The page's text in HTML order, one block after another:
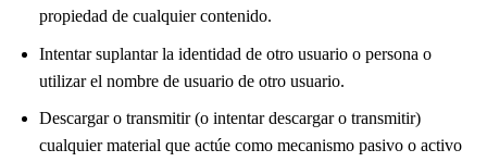
propiedad de cualquier contenido.
Intentar suplantar la identidad de otro usuario o persona o
utilizar el nombre de usuario de otro usuario.
Descargar o transmitir (o intentar descargar o transmitir)
cualquier material que actúe como mecanismo pasivo o activo